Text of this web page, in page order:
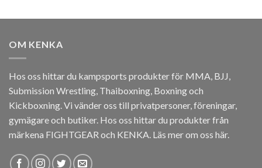
OM KENKA
Hos oss hittar du kampsports produkter för MMA, BJJ,
Submission Wrestling, Thaiboxning, Boxning och
Kickboxning. Vi vänder oss till privatpersoner, föreningar,
gymägare och butiker. Hos oss hittar du produkter från
märkena FIGHTGEAR och KENKA. Läs mer om oss här.